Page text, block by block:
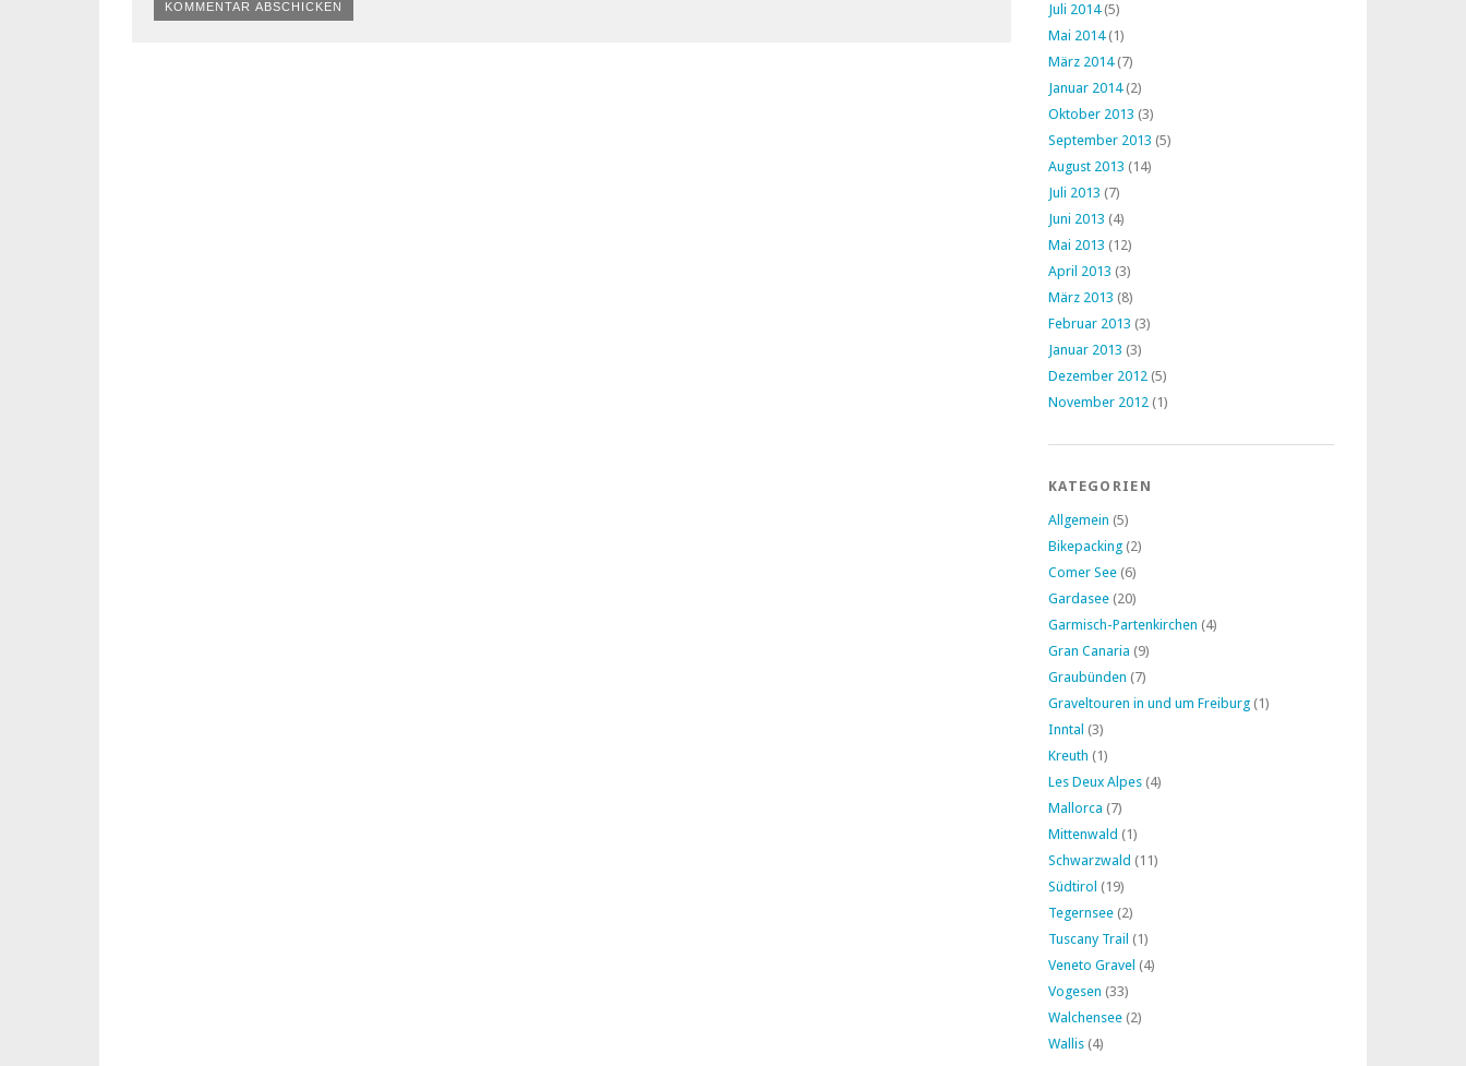
Juli 2014(5)
Mai 2014(1)
März 2014(7)
Januar 2014(2)
Oktober 2013 (3)
September 2013 (5)
August 2013 (14)
Juli 2013 (7)
Juni 2013 (4)
Mai 2013 (12)
April 2013 (3)
März 2013 (8)
Februar 2013 (3)
Januar 2013 (3)
Dezember 2012 (5)
November 2012 (1)
KATEGORIEN
Allgemein (5)
Bikepacking (2)
Comer See (6)
Gardasee (20)
Garmisch-Partenkirchen (4)
Gran Canaria (9)
Graubünden (7)
Graveltouren in und um Freiburg (1)
Inntal (3)
Kreuth (1)
Les Deux Alpes (4)
Mallorca (7)
Mittenwald (1)
Schwarzwald (11)
Südtirol (19)
Tegernsee (2)
Tuscany Trail (1)
Veneto Gravel (4)
Vogesen (33)
Walchensee (2)
Wallis (4)